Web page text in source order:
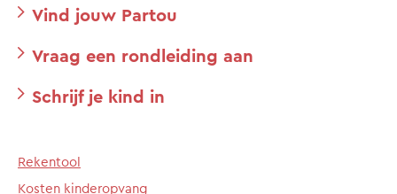
Vind jouw Partou
Vraag een rondleiding aan
Schrijf je kind in
Rekentool
Kosten kinderopvang